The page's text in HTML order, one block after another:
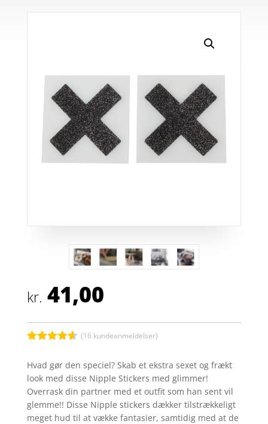
kr. 41,00
ud af 5
baseret
på
kundebedø
mmelser
(16 kundeanmeldelser)
Hvad gør den speciel? Skab et ekstra sexet og frækt
look med disse Nipple Stickers med glimmer!
Overrask din partner med et outfit som han sent vil
glemme!! Disse Nipple stickers dækker tilstrækkeligt
meget hud til at vække fantasier, samtidig med at de